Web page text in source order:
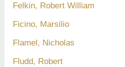
Felkin, Robert William
Ficino, Marsilio
Flamel, Nicholas
Fludd, Robert